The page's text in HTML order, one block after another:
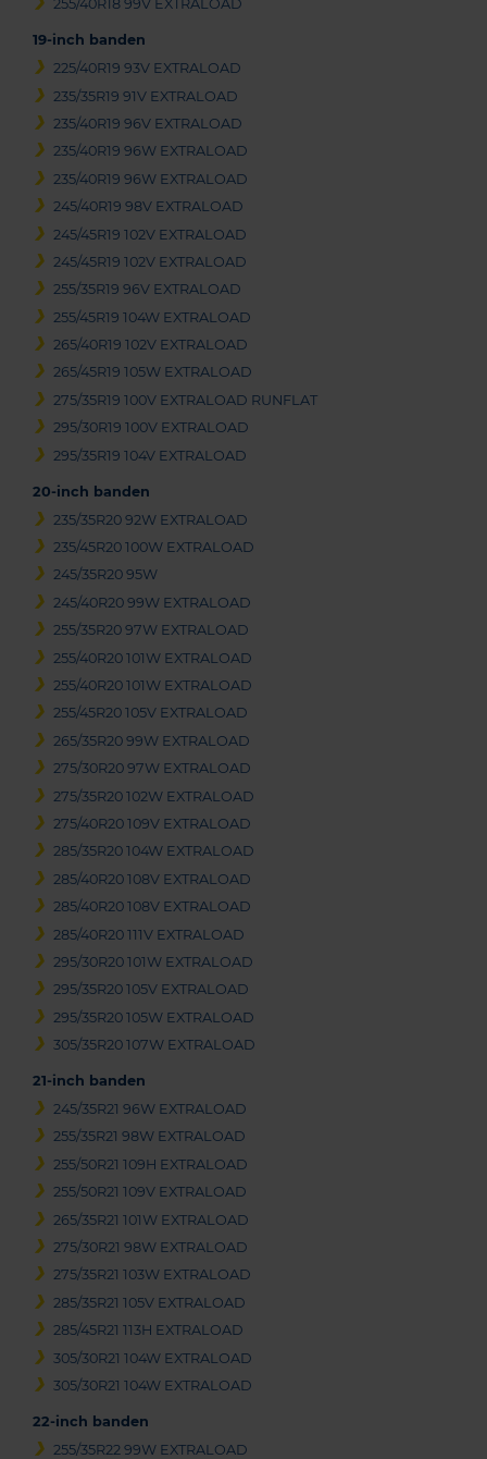
255/40R18 99V EXTRALOAD
19-inch banden
225/40R19 93V EXTRALOAD
235/35R19 91V EXTRALOAD
235/40R19 96V EXTRALOAD
235/40R19 96W EXTRALOAD
235/40R19 96W EXTRALOAD
245/40R19 98V EXTRALOAD
245/45R19 102V EXTRALOAD
245/45R19 102V EXTRALOAD
255/35R19 96V EXTRALOAD
255/45R19 104W EXTRALOAD
265/40R19 102V EXTRALOAD
265/45R19 105W EXTRALOAD
275/35R19 100V EXTRALOAD RUNFLAT
295/30R19 100V EXTRALOAD
295/35R19 104V EXTRALOAD
20-inch banden
235/35R20 92W EXTRALOAD
235/45R20 100W EXTRALOAD
245/35R20 95W
245/40R20 99W EXTRALOAD
255/35R20 97W EXTRALOAD
255/40R20 101W EXTRALOAD
255/40R20 101W EXTRALOAD
255/45R20 105V EXTRALOAD
265/35R20 99W EXTRALOAD
275/30R20 97W EXTRALOAD
275/35R20 102W EXTRALOAD
275/40R20 109V EXTRALOAD
285/35R20 104W EXTRALOAD
285/40R20 108V EXTRALOAD
285/40R20 108V EXTRALOAD
285/40R20 111V EXTRALOAD
295/30R20 101W EXTRALOAD
295/35R20 105V EXTRALOAD
295/35R20 105W EXTRALOAD
305/35R20 107W EXTRALOAD
21-inch banden
245/35R21 96W EXTRALOAD
255/35R21 98W EXTRALOAD
255/50R21 109H EXTRALOAD
255/50R21 109V EXTRALOAD
265/35R21 101W EXTRALOAD
275/30R21 98W EXTRALOAD
275/35R21 103W EXTRALOAD
285/35R21 105V EXTRALOAD
285/45R21 113H EXTRALOAD
305/30R21 104W EXTRALOAD
305/30R21 104W EXTRALOAD
22-inch banden
255/35R22 99W EXTRALOAD